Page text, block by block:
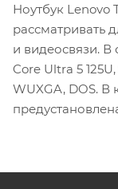
Ноутбук Lenovo
рассматривать
и видеосвязи. В
Core Ultra 5
WUXGA, DOS. В